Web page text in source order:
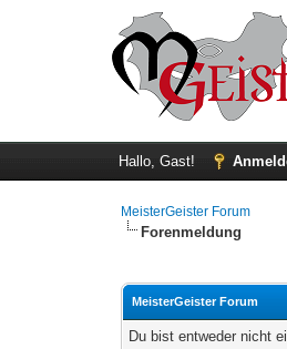
Hallo, Gast!
MeisterGeister Forum
Forenmeldung
MeisterGeister Forum
Du bist entweder nicht